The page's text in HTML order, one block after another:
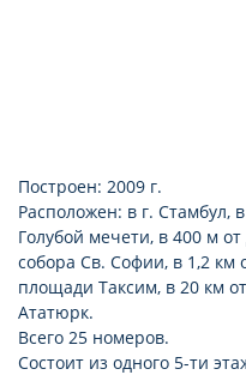
Построен: 2009 г.
Расположен: в г. Стамбул,
Голубой мечети, в 400 м
собора Св. Софии, в 1,2 км
площади Таксим, в 20 км
Ататюрк.
Всего 25 номеров.
Состоит из одного 5-ти